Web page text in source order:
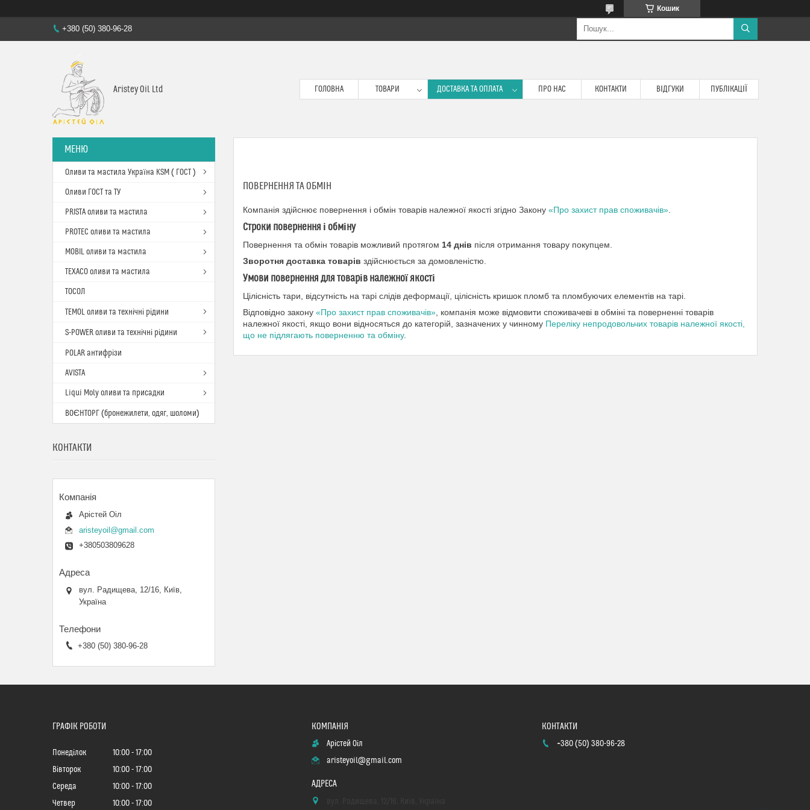
Кошик
+380 (50) 380-96-28
Aristey Oil Ltd ГОЛОВНА ТОВАРИ ДОСТАВКА ТА ОПЛАТА ПРО НАС КОНТАКТИ ВІДГУКИ ПУБЛІКАЦІЇ
ПОВЕРНЕННЯ ТА ОБМІН
Компанія здійснює повернення і обмін товарів належної якості згідно Закону «Про захист прав споживачів»
Строки повернення і обміну
Повернення та обмін товарів можливий протягом 14 днів після отримання товару покупцем.
Зворотня доставка товарів здійснюється за домовленістю.
Умови повернення для товарів належної якості
Цілісність тари, відсутність на тарі слідів деформації, цілісність кришок пломб та пломбуючих елементів на тарі.
Відповідно закону «Про захист прав споживачів» , компанія може відмовити споживачеві в обміні та поверненні товарів
належної якості, якщо вони відносяться до категорій, зазначених у чинному Переліку непродовольчих товарів належної якості,
що не підлягають поверненню та обміну.
Оливи та мастила Україна KSM ( ГОСТ )
Оливи ГОСТ та ТУ
PRISTA оливи та мастила
PROTEC оливи та мастила
MOBIL оливи та мастила
TEXACO оливи та мастила
ТОСОЛ
TEMOL оливи та технічні рідини
S-POWER оливи та технічні рідини
POLAR антифрізи
AVISTA
Liqui Moly оливи та присадки
ВОЄНТОРГ (бронежилети, одяг, шоломи)
КОНТАКТИ
Арістей Оіл
aristeyoil@gmail.com
+380503809628
вул. Радищева, 12/16, Київ,
Україна
+380 (50) 380-96-28
ГРАФІК РОБОТИ
Понеділок 10:00
17:00
Вівторок
10:00
17:00
Середа
10:00
17:00
Четвер
10:00 17:00
Арістей Оіл
aristeyoil@gmail.com
+380 (50) 380-96-28